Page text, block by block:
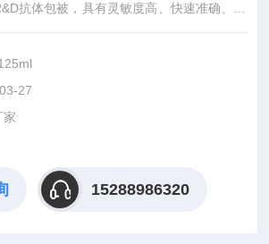
抗体包被，具有灵敏度高、快速准确、操
优点。广泛用于科研课题研究，临床对照，
询订购。购买产品均有积分相赠（同一单位
笔记本电脑等礼品
27
家
15288986320